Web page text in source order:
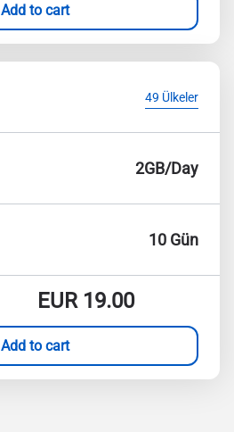
Add to cart
49 Ülkeler
2GB/Day
10 Gün
EUR19.00
Add to cart